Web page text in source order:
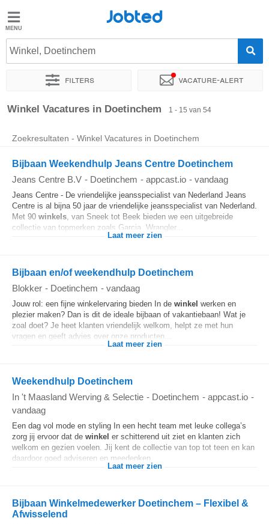
Jobted
Vacatures
Salarissen
Jobted
Winkel, Doetinchem
Filters Vacature-alert
Sorteer op Exacte locatie Bedrijf Uitzendbureau
Winkel Vacatures in Doetinchem 1 - 15 van 54
Zoekresultaten - Winkel Vacatures in Doetinchem
Bijbaan Weekendhulp Jeans Centre Doetinchem
Jeans Centre B.V - Doetinchem - appcast.io - vandaag
Jeans Centre - De vriendelijke jeansspecialist van Nederland Jeans
Centre is al bijna 50 jaar de vriendelijke jeansspecialist van Nederland.
Met 90 winkels, van Sneek tot Beek bieden we een uitgebreide
collectie van topmerken zoals Garcia, Wrangler...
Laat meer zien
Bijbaan en/of weekendhulp Doetinchem
Blokker - Doetinchem - vandaag
Jouw rol: een fijne winkelervaring bieden In de winkel werken en
plezier maken? Dan is dit de ideale bijbaan of vakantiebaan! Wat je
zoal doet? Je heet klanten vriendelijk welkom, helpt ze met hun
vragen en geeft advies over onze producten...
Laat meer zien
Weekendhulp Doetinchem
In 't Maasland Werving & Selectie - Doetinchem - appcast.io -
vandaag
Een dag vol mode en styling In een hecht team met leuke collega’s
zorg jij ervoor dat de winkel er schitterend uit ziet en klanten zich
welkom en gezien voelen. Jij kent de collectie van top tot teen en kan
daardoor goed adviseren en meedenken...
Laat meer zien
Bijbaan Winkelmedewerker Doetinchem – Flexibel &
Afwisselend